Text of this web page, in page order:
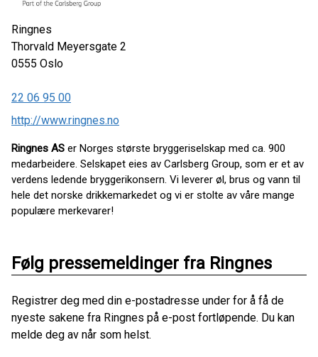
Ringnes
Thorvald Meyersgate 2
0555 Oslo
22 06 95 00
http://www.ringnes.no
Ringnes AS er Norges største bryggeriselskap med ca. 900
medarbeidere. Selskapet eies av Carlsberg Group, som er et av
verdens ledende bryggerikonsern. Vi leverer øl, brus og vann til
hele det norske drikkemarkedet og vi er stolte av våre mange
populære merkevarer!
Følg pressemeldinger fra Ringnes
Registrer deg med din e-postadresse under for å få de
nyeste sakene fra Ringnes på e-post fortløpende. Du kan
melde deg av når som helst.